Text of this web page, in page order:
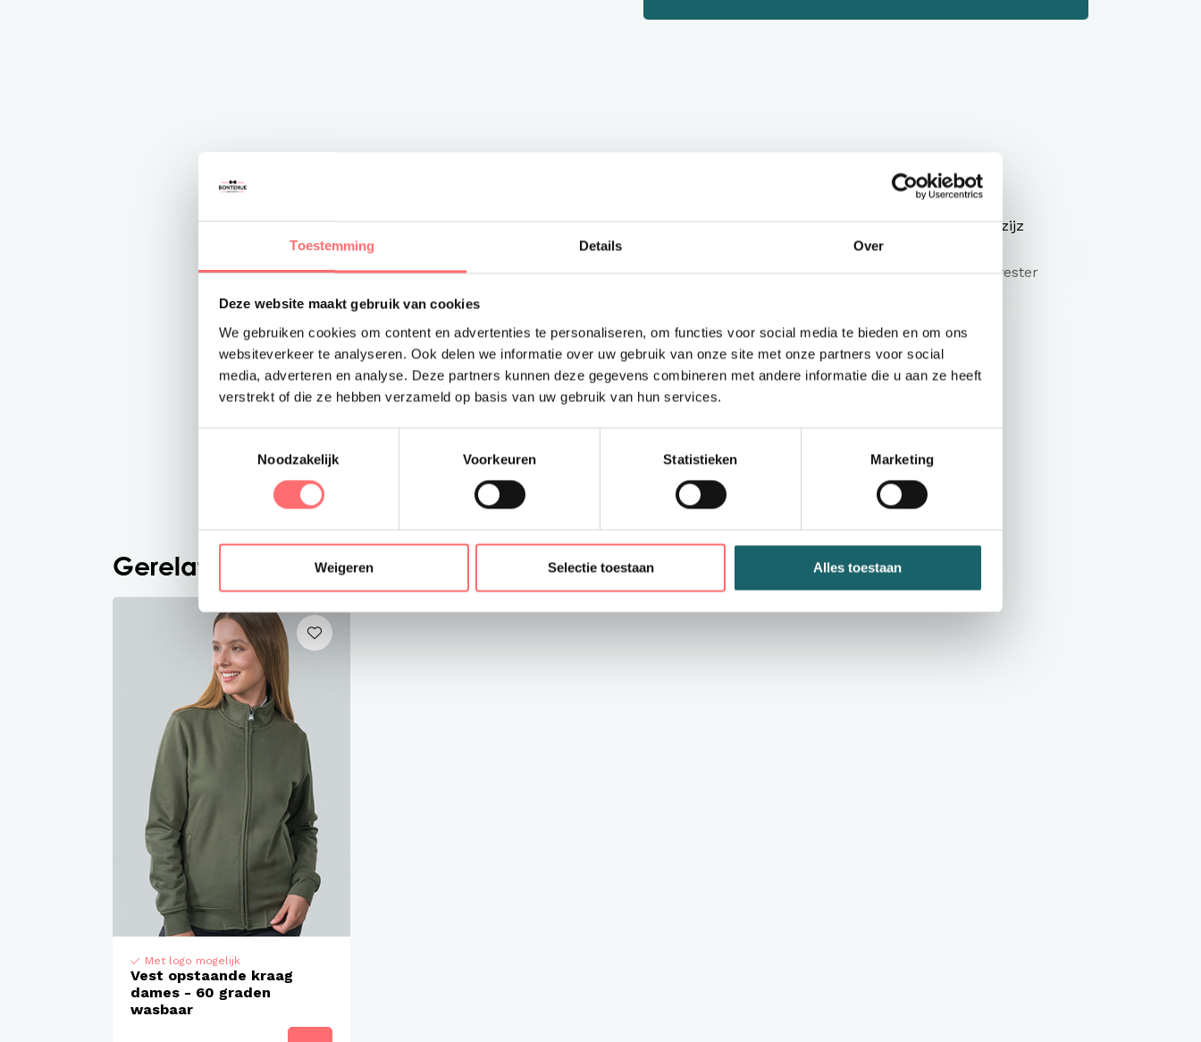
Toestemming Details Over
Deze website maakt gebruik van cookies
We gebruiken cookies om content en advertenties te personaliseren, om functies voor social media te bieden en om ons
websiteverkeer te analyseren. Ook delen we informatie over uw gebruik van onze site met onze partners voor social
media, adverteren en analyse. Deze partners kunnen deze gegevens combineren met andere informatie die u aan ze heeft
verstrekt of die ze hebben verzameld op basis van uw gebruik van hun services.
Noodzakelijk
Voorkeuren Statistieken Marketing
Weigeren Selectie toestaan Alles toestaan
60 graden wasbaar en geschikt voor in de droger. 2 zijz
Ringgesponnen, gekamd katoen / gerecycled polyester
Zeer gladde oppervlaktestructuur met geborstelde
binnenkant
Moderne snit
Praktische ritssluiting aan voorzijde en twee verborgen
Versterkte nekband in bijpassende kleur
Zoom en manchetten van elastisch 1x1 geribd breiwerk
Voorbehandeld tegen krimp en anti-pilling
Wasbaar tot 60 °C en geschikt voor industrieel wassen
Toon meer
Gerelateerde producten
Met logo mogelijk
Vest opstaande kraag
dames - 60 graden
wasbaar